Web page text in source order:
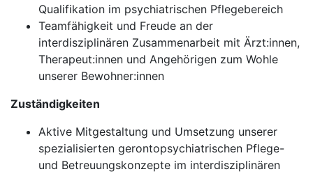
Qualifikation im psychiatrischen Pflegebereich
Teamfähigkeit und Freude an der
interdisziplinären Zusammenarbeit mit Ärzt:innen,
Therapeut:innen und Angehörigen zum Wohle
unserer Bewohner:innen
Zuständigkeiten
Aktive Mitgestaltung und Umsetzung unserer
spezialisierten gerontopsychiatrischen Pflege-
und Betreuungskonzepte im interdisziplinären